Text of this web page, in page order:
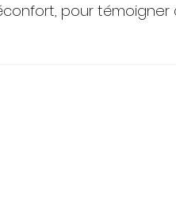
pour